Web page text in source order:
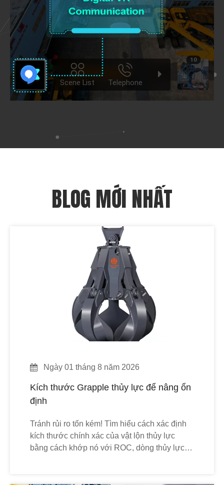
BLOG MỚI NHẤT
Ngày 01 tháng 8 năm 2026
Kích thước Grapple thủy lực để nâng ổn
định
Tránh rủi ro tốn kém! Tìm hiểu cách xác định
kích thước chính xác của vật lộn thủy lực
bằng cách khớp nó với ROC, dòng thủy lực